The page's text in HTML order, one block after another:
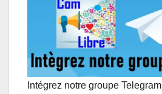
Intégrez notre groupe Telegram